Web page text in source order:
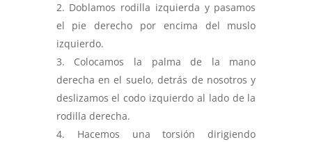
Doblamos rodilla izquierda y pasamos
el pie derecho por encima del muslo
izquierdo.
Colocamos la palma de la mano
derecha en el suelo, detrás de nosotros y
deslizamos el codo izquierdo al lado de la
rodilla derecha.
Hacemos una torsión dirigiendo